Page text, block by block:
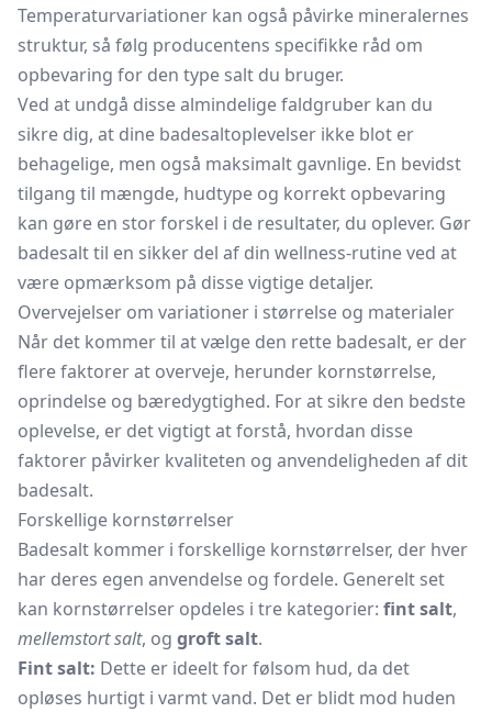
Temperaturvariationer kan også påvirke mineralernes
struktur, så følg producentens specifikke råd om
opbevaring for den type salt du bruger.
Ved at undgå disse almindelige faldgruber kan du
sikre dig, at dine badesaltoplevelser ikke blot er
behagelige, men også maksimalt gavnlige. En bevidst
tilgang til mængde, hudtype og korrekt opbevaring
kan gøre en stor forskel i de resultater, du oplever. Gør
badesalt til en sikker del af din wellness-rutine ved at
være opmærksom på disse vigtige detaljer.
Overvejelser om variationer i størrelse og materialer
Når det kommer til at vælge den rette badesalt, er der
flere faktorer at overveje, herunder kornstørrelse,
oprindelse og bæredygtighed. For at sikre den bedste
oplevelse, er det vigtigt at forstå, hvordan disse
faktorer påvirker kvaliteten og anvendeligheden af dit
badesalt.
Forskellige kornstørrelser
Badesalt kommer i forskellige kornstørrelser, der hver
har deres egen anvendelse og fordele. Generelt set
kan kornstørrelser opdeles i tre kategorier: fint salt,
mellemstort salt, og groft salt.
Fint salt: Dette er ideelt for følsom hud, da det
opløses hurtigt i varmt vand. Det er blidt mod huden